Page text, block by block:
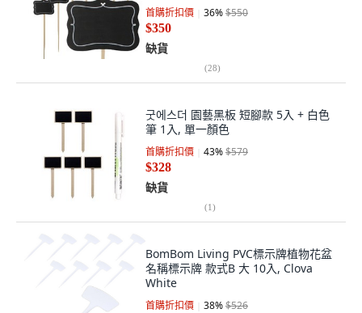
首購折扣價 36%$550
$350
缺貨
(28)
굿에스더 園藝黑板 短腳款 5入 + 白色
筆 1入, 單一顏色
首購折扣價 43%$579
$328
缺貨
(1)
BomBom Living PVC標示牌植物花盆
名稱標示牌 款式B 大 10入, Clova
White
首購折扣價 38%$526